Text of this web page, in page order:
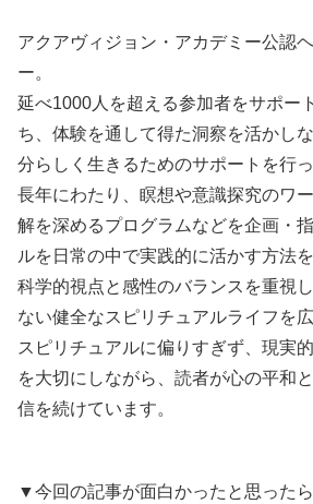
アクアヴィジョン・アカデミー公認
ー。
延べ1000人を超える参加者をサポー
ち、体験を通して得た洞察を活かし
分らしく生きるためのサポートを行っ
長年にわたり、瞑想や意識探究のワ
解を深めるプログラムなどを企画・
ルを日常の中で実践的に活かす方法を
科学的視点と感性のバランスを重視
ない健全なスピリチュアルライフを広
スピリチュアルに偏りすぎず、現実
を大切にしながら、読者が心の平和
信を続けています。
▼今回の記事が面白かったと思った